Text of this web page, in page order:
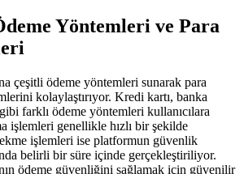
Yöntemleri ve Para
çeşitli ödeme yöntemleri sunarak para
kolaylaştırıyor. Kredi kartı, banka
farklı ödeme yöntemleri kullanıcılara
işlemleri genellikle hızlı bir şekilde
işlemleri ise platformun güvenlik
belirli bir süre içinde gerçekleştiriliyor.
ödeme güvenliğini sağlamak için güvenilir